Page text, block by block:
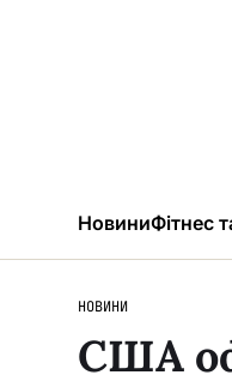
НовиниФітнес
НОВИНИ
США